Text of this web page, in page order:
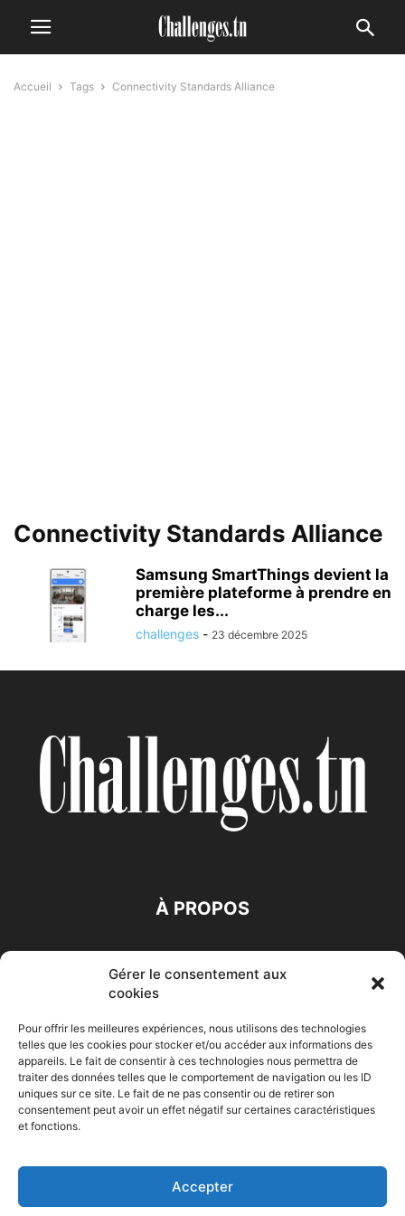
Gérer le consentement aux
cookies
Pour offrir les meilleures expériences, nous utilisons des technologies
telles que les cookies pour stocker et/ou accéder aux informations des
appareils. Le fait de consentir à ces technologies nous permettra de
traiter des données telles que le comportement de navigation ou les ID
uniques sur ce site. Le fait de ne pas consentir ou de retirer son
consentement peut avoir un effet négatif sur certaines caractéristiques
et fonctions.
Accepter
Accueil Tags Connectivity Standards Alliance
Connectivity Standards Alliance
Samsung SmartThings devient la
première plateforme à prendre en
charge les...
challenges - 23 décembre 2025
À PROPOS
Accueil Economie Entreprises Entrepreneur
Maghreb
© Challenges.tn By AAKOM.DIGITAL